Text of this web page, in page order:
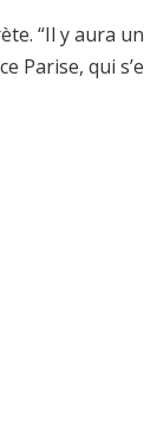
“Il y aura
Parise, qui